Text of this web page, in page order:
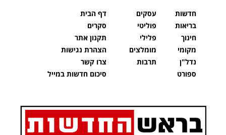
חדשות
בריאות
חינוך
מקומי
נדל"ן
ספורט
עסקים
פוליטי
פלילי
מומלצים
תרבות
דף הבית
סקרים
תקנון אתר
הצהרת נגישות
צרו קשר
סיכום חדשות במייל